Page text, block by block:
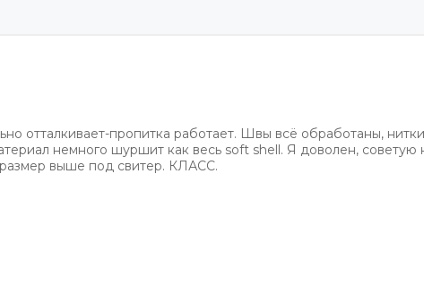
отталкивает-пропитка работает. Швы всё обработаны,
немного шуршит как весь soft shell. Я доволен, советую
выше под свитер. КЛАСС.